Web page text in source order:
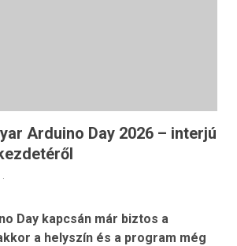
Arduino Day 2026 – interjú
Day kapcsán már biztos a
a helyszín és a program még